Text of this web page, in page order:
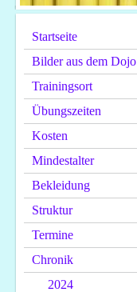
Startseite
Bilder aus dem Dojo
Trainingsort
Übungszeiten
Kosten
Mindestalter
Bekleidung
Struktur
Termine
Chronik
2024